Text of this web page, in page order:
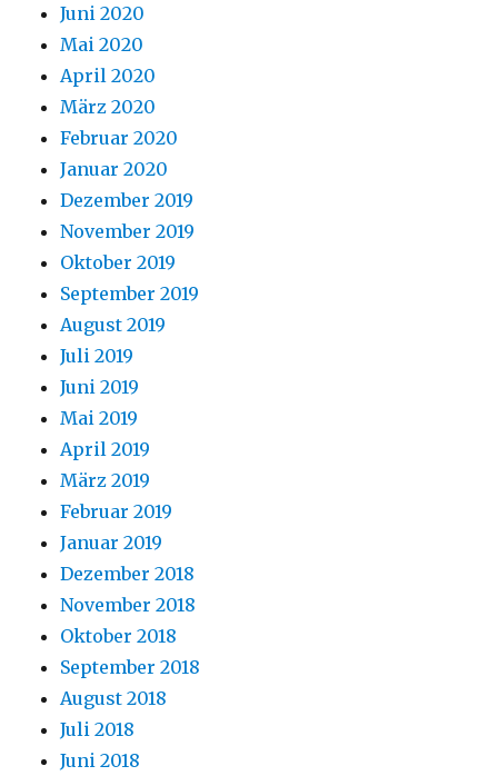
Juni 2020
Mai 2020
April 2020
März 2020
Februar 2020
Januar 2020
Dezember 2019
November 2019
Oktober 2019
September 2019
August 2019
Juli 2019
Juni 2019
Mai 2019
April 2019
März 2019
Februar 2019
Januar 2019
Dezember 2018
November 2018
Oktober 2018
September 2018
August 2018
Juli 2018
Juni 2018